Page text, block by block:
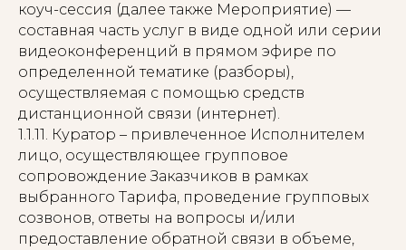
коуч-сессия (далее также Мероприятие) —
составная часть услуг в виде одной или серии
видеоконференций в прямом эфире по
определенной тематике (разборы),
осуществляемая с помощью средств
дистанционной связи (интернет).
1.1.11. Куратор – привлеченное Исполнителем
лицо, осуществляющее групповое
сопровождение Заказчиков в рамках
выбранного Тарифа, проведение групповых
созвонов, ответы на вопросы и/или
предоставление обратной связи в объеме,